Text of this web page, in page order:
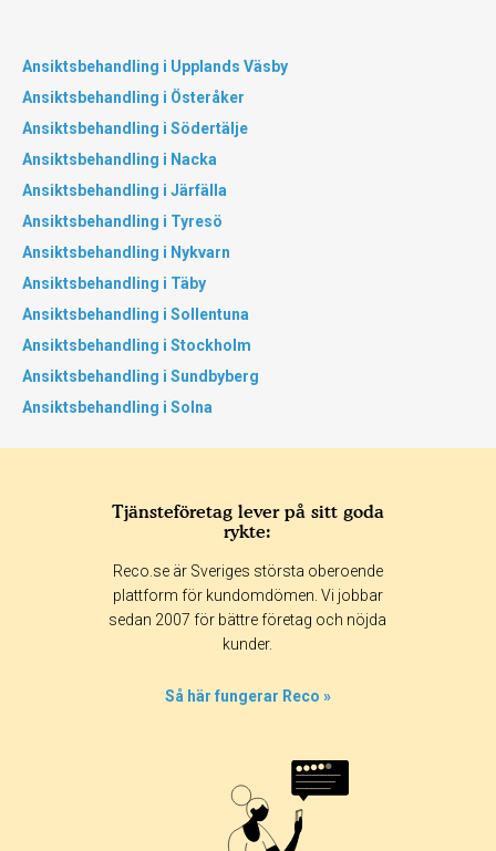
Ansiktsbehandling i Upplands Väsby
Ansiktsbehandling i Österåker
Ansiktsbehandling i Södertälje
Ansiktsbehandling i Nacka
Ansiktsbehandling i Järfälla
Ansiktsbehandling i Tyresö
Ansiktsbehandling i Nykvarn
Ansiktsbehandling i Täby
Ansiktsbehandling i Sollentuna
Ansiktsbehandling i Stockholm
Ansiktsbehandling i Sundbyberg
Ansiktsbehandling i Solna
Tjänsteföretag lever på sitt goda
rykte:
Reco.se är Sveriges största oberoende
plattform för kundomdömen. Vi jobbar
sedan 2007 för bättre företag och nöjda
kunder.
Så här fungerar Reco »